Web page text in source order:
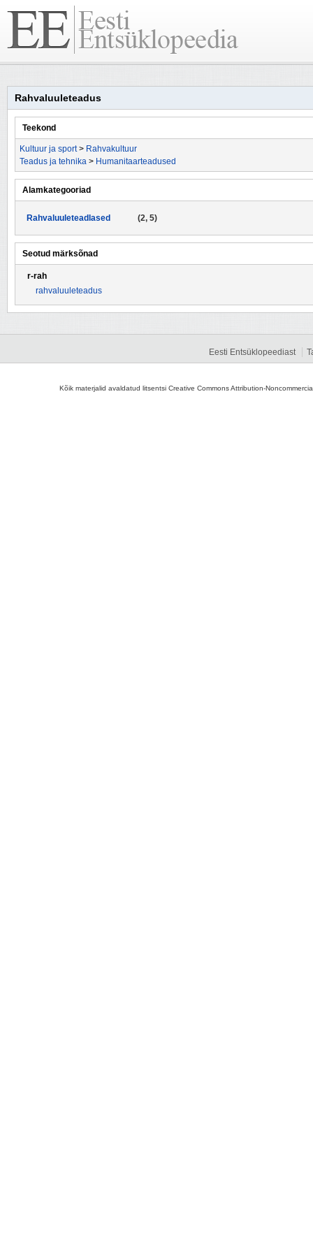
Rahvaluuleteadus
Teekond
Kultuur ja sport> Rahvakultuur
Teadus ja tehnika > Humanitaarteadused
Alamkategooriad
(2, 5)
Rahvaluuleteadlased
Seotud märksõnad
r-rah
rahvaluuleteadus
Eesti Entsüklopeediast
Kõik materjalid avaldatud litsentsi Creative Commons Attribution-